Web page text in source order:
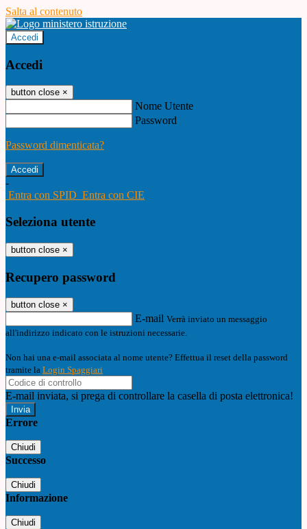
Salta al contenuto
Accedi
Accedi
button close ×
Nome Utente
Password
Password dimenticata?
-
Entra con SPID Entra con CIE
Seleziona utente
button close ×
Recupero password
button close ×
E-mail Verrà inviato un messaggio
all'indirizzo indicato con le istruzioni necessarie.
Non hai una e-mail associata al nome utente? Effettua il reset della password
tramite la Login Spaggiari
E-mail inviata, si prega di controllare la casella di posta elettronica!
Errore
Chiudi
Successo
Chiudi
Informazione
Chiudi